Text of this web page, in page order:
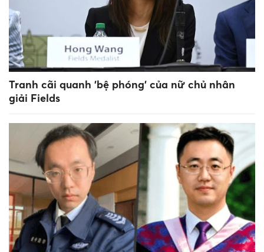
Tranh cãi quanh 'bệ phóng' của nữ chủ nhân
giải Fields